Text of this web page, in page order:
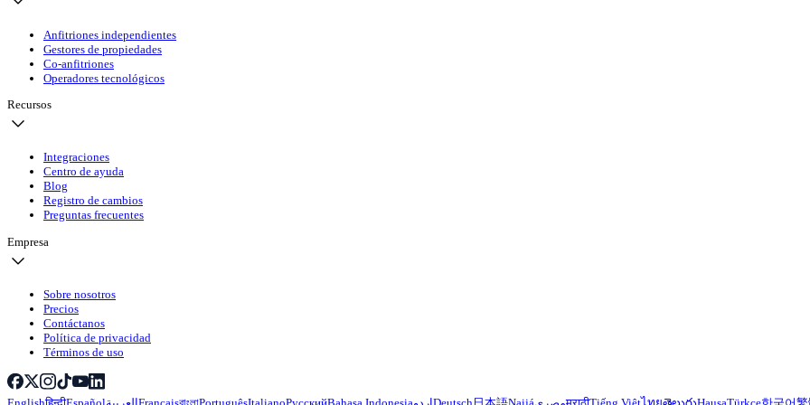
Anfitriones independientes
Gestores de propiedades
Co-anfitriones
Operadores tecnológicos
Recursos
Integraciones
Centro de ayuda
Blog
Registro de cambios
Preguntas frecuentes
Empresa
Sobre nosotros
Precios
Contáctanos
Política de privacidad
Términos de uso